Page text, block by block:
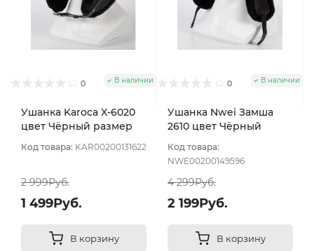
0 В наличии
Ушанка Karoca X-6020
цвет Чёрный размер
Код товара: KAR00200131622
2 999Руб.
1 499Руб.
В корзину
0 В наличии
Ушанка Nwei Замша
2610 цвет Чёрный
Код товара:
NWE00200149596
4 299Руб.
2 199Руб.
В корзину